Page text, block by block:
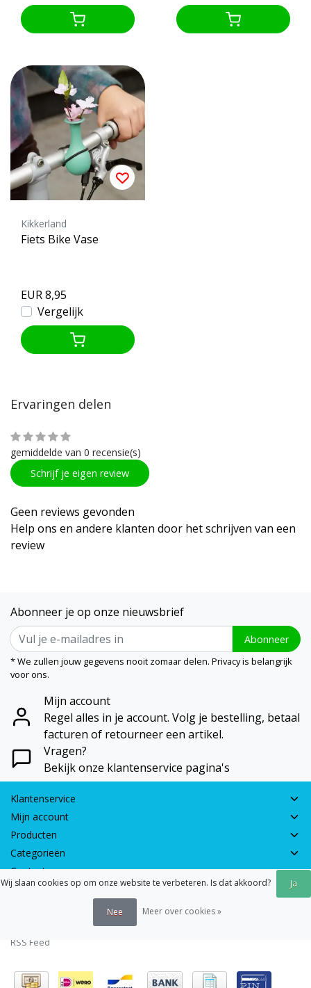
Kikkerland
Fiets Bike Vase
EUR 8,95
Vergelijk
Ervaringen delen
gemiddelde van 0 recensie(s)
Schrijf je eigen review
Geen reviews gevonden
Help ons en andere klanten door het schrijven van een
review
Abonneer je op onze nieuwsbrief
Abonneer
* We zullen jouw gegevens nooit zomaar delen. Privacy is belangrijk
voor ons.
Mijn account
Regel alles in je account. Volg je bestelling, betaal
facturen of retourneer een artikel.
Vragen?
Bekijk onze klantenservice pagina's
Klantenservice
Mijn account
Producten
Categorieën
Contactgegevens
© 2026 - Earth Games | Realisatie:webshop-service.nl
Algemene voorwaarden|Disclaimer
RSS Feed
Wij slaan cookies op om onze website te verbeteren. Is dat akkoord? Ja
Nee Meer over cookies »